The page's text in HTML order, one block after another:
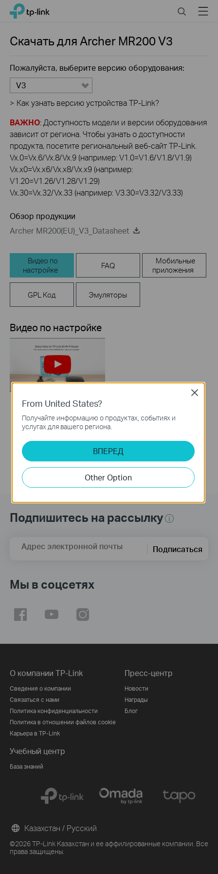
Click
navigation
TP-Link, Reliably Smart SearchMenu
Скачать дляArcher MR200V3
Пожалуйста, выберите версию оборудования:
V3
> Как узнать версию устройства TP-Link?
ВАЖНО: Доступность модели и версии оборудования
зависит от региона. Чтобы узнать о доступности
продукта, посетите региональный веб-сайт TP-Link.
Vx.0=Vx.6/Vx.8/Vx.9 (например: V1.0=V1.6/V1.8/V1.9)
Vx.x0=Vx.x6/Vx.x8/Vx.x9 (например:
V1.20=V1.26/V1.28/V1.29)
Vx.30=Vx.32/Vx.33 (например: V3.30=V3.32/V3.33)
Обзор продукции
Archer MR200(EU)_V3_Datasheet
Видео по
настройке
FAQ
Мобильные
приложения
GPL Код Эмуляторы
Видео по настройке
How to Set up TP-
Link 4G WiFi Router
Подпишитесь на рассылку
Адрес электронной почты Подписаться
Мы в соцсетях
О компании TP-Link
Сведения о компании
Связаться с нами
Политика конфиденциальности
Политика в отношении файлов cookie
Карьера в TP-Link
Пресс-центр
Новости
Награды
Блог
Учебный центр
База знаний
©2026 TP-Link Казахстан и ее аффилированные компании. Все
права защищены.
Казахстан / Русский
From United States?
Получайте информацию о продуктах, событиях и
услугах для вашего региона.
ВПЕРЕД
Other Option
Close